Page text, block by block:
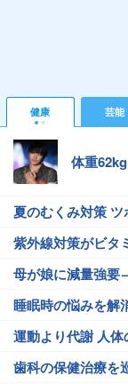
健康 芸能
体重
夏のむくみ対策
紫外線対策がビタ
母が娘に減量強
睡眠時の悩みを解
運動より代謝 人
歯科の保健治療を